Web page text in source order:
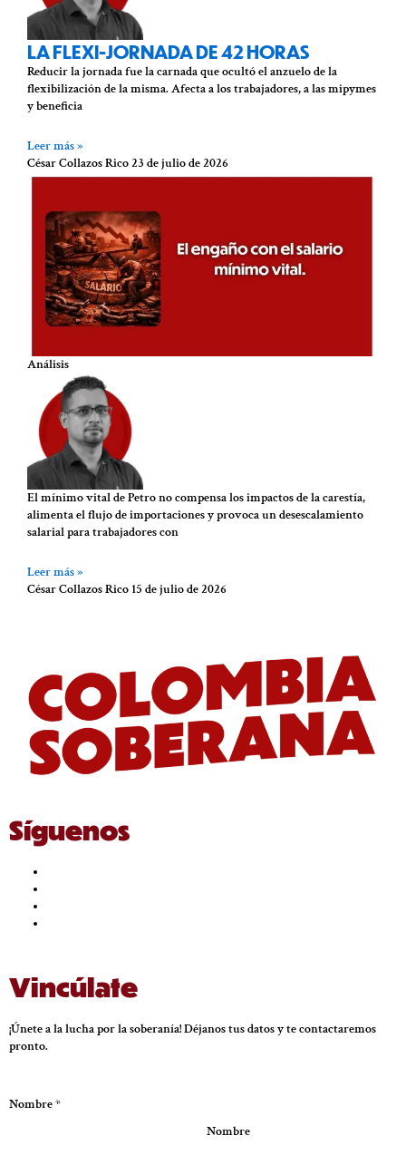
LA FLEXI-JORNADA DE 42 HORAS
Reducir la jornada fue la carnada que ocultó el anzuelo de la
flexibilización de la misma. Afecta a los trabajadores, a las mipymes
y beneficia
Leer más »
César Collazos Rico23 de julio de 2026
Análisis
El mínimo vital de Petro no compensa los impactos de la carestía,
alimenta el flujo de importaciones y provoca un desescalamiento
salarial para trabajadores con
Leer más »
César Collazos Rico 15 de julio de 2026
Síguenos
Vincúlate
¡Únete a la lucha por la soberanía! Déjanos tus datos y te contactaremos
pronto.
Nombre*
Nombre